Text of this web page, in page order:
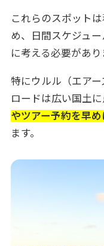
これらのスポット
め、日間スケジュ
に考える必要があり
特にウルル（エア
ロードは広い国土に
やツアー予約を早
ます。